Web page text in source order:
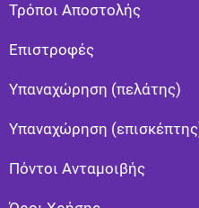
Τρόποι Αποστολής
Eπιστροφές
Υπαναχώρηση (πελάτης)
Υπαναχώρηση
Πόντοι Ανταμοιβής